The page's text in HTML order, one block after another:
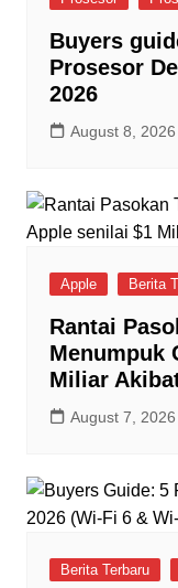
Buyers
Prosesor
2026
August 8, 2026
Apple Berita
Rantai
Menumpuk
Miliar
August 7, 2026
Berita Terbaru